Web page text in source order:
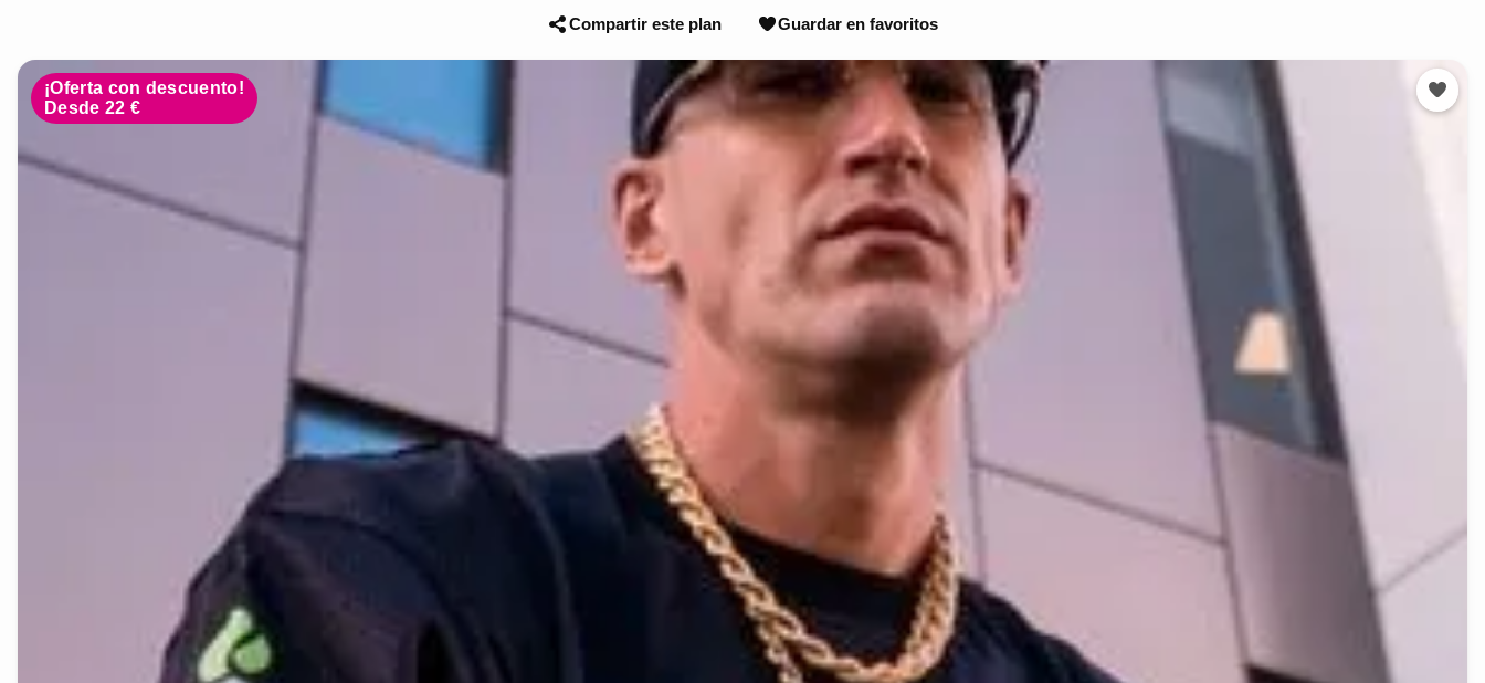
Compartir este plan Guardar en favoritos
¡Oferta con descuento!
Desde 22 €